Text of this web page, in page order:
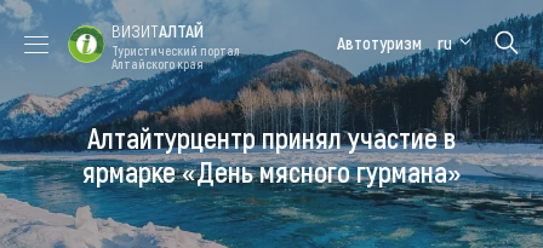
Форум VISIT
ALTAI
Цветение
маральника
Медицинский
форум
Алтайская
зимовка
Туры
ВИЗИТАЛТАЙ
Туристический портал
Алтайского края
Автотуризм ru
Алтайтурцентр принял участие в
ярмарке «День мясного гурмана»